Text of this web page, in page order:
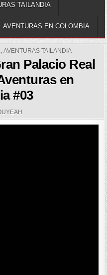
TAILANDIA
AVENTURAS EN COLOMBIA
, AVENTURAS TAILANDIA
Palacio Real
en
#03